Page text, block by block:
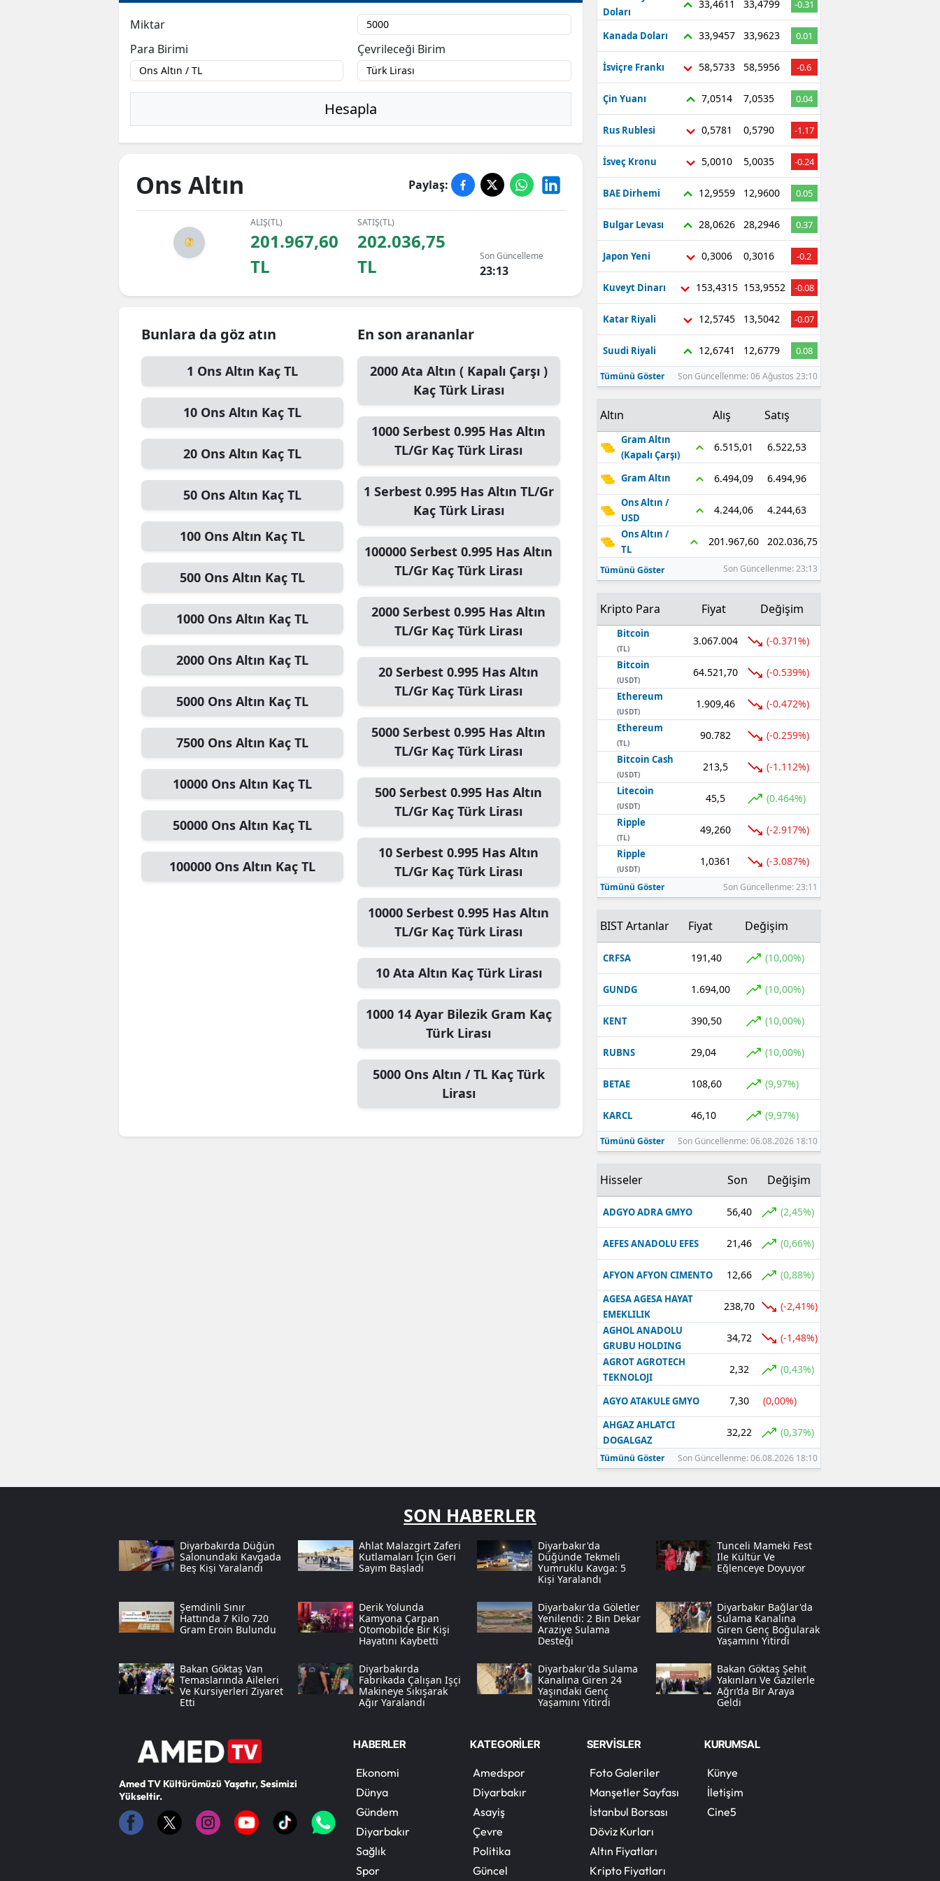
Bingöl
Bitlis
Bolu
Burdur
Bursa
Çanakkale
Çorum
Denizli
Diyarbakır
Elazığ
Erzincan
Erzurum
Eskişehir
Gaziantep
Hakkari
Isparta
Mersin
İstanbul
İzmir
Kars
Kastamonu
Kırklareli
Kırşehir
Kocaeli
Kütahya
Malatya
Manisa
Kahramanmaraş
Mardin
Nevşehir
Sakarya
Samsun
Tokat
Trabzon
Van
Zonguldak
Aksaray
Bayburt
Karaman
Şırnak
Miktar
Para Birimi
Çevrileceği Birim
Hesapla
Ons Altın Paylaş:
ALIŞ(TL)
201.967,60
TL
SATIŞ(TL)
202.036,75
TL
Son Güncelleme
23:13
Bunlara da göz atın
1 Ons Altın Kaç TL
10 Ons Altın Kaç TL
20 Ons Altın Kaç TL
50 Ons Altın Kaç TL
100 Ons Altın Kaç TL
500 Ons Altın Kaç TL
1000 Ons Altın Kaç TL
2000 Ons Altın Kaç TL
5000 Ons Altın Kaç TL
7500 Ons Altın Kaç TL
10000 Ons Altın Kaç TL
50000 Ons Altın Kaç TL
100000 Ons Altın Kaç TL
En son arananlar
2000 Ata Altın ( Kapalı Çarşı )
Kaç Türk Lirası
1000Serbest 0.995 Has Altın
TL/Gr Kaç Türk Lirası
1 Serbest 0.995 Has Altın TL/Gr
Kaç Türk Lirası
100000Serbest 0.995 Has Altın
TL/Gr Kaç Türk Lirası
2000Serbest 0.995 Has Altın
TL/Gr Kaç Türk Lirası
20Serbest 0.995 Has Altın
TL/Gr Kaç Türk Lirası
5000Serbest 0.995 Has Altın
TL/Gr Kaç Türk Lirası
500Serbest 0.995 Has Altın
TL/Gr Kaç Türk Lirası
10Serbest 0.995 Has Altın
TL/Gr Kaç Türk Lirası
10000Serbest 0.995 Has Altın
TL/Gr Kaç Türk Lirası
10 Ata Altın Kaç Türk Lirası
1000 14 Ayar Bilezik Gram Kaç
Türk Lirası
5000 Ons Altın / TLKaç Türk
Lirası
Doları
33,4611 33,4799 -0.31
Kanada Doları 33,9457 33,9623 0.01
İsviçre Frankı 58,5733 58,5956 -0.6
Çin Yuanı 7,0514 7,0535 0.04
Rus Rublesi 0,5781 0,5790 -1.17
İsveç Kronu 5,0010 5,0035 -0.24
BAE Dirhemi 12,9559 12,9600 0.05
Bulgar Levası 28,0626 28,2946 0.37
Japon Yeni 0,3006 0,3016 -0.2
Kuveyt Dinarı 153,4315 153,9552 -0.08
Katar Riyali 12,5745 13,5042 -0.07
Suudi Riyali 12,6741 12,6779 0.08
Tümünü Göster Son Güncellenme: 06 Ağustos 23:10
Altın Alış Satış
Gram Altın
(Kapalı Çarşı)
6.515,01 6.522,53
Gram Altın 6.494,09 6.494,96
Ons Altın /
USD
4.244,06 4.244,63
Ons Altın /
TL
201.967,60 202.036,75
Tümünü Göster Son Güncellenme: 23:13
Kripto Para Fiyat Değişim
Bitcoin
(TL)
3.067.004 (-0.371%)
Bitcoin
(USDT)
64.521,70 (-0.539%)
Ethereum
(USDT)
1.909,46 (-0.472%)
Ethereum
(TL)
90.782 (-0.259%)
Bitcoin Cash
(USDT)
213,5 (-1.112%)
Litecoin
(USDT)
45,5 (0.464%)
Ripple
(TL)
49,260 (-2.917%)
Ripple
(USDT)
1,0361 (-3.087%)
Tümünü Göster Son Güncellenme: 23:11
BIST Artanlar Fiyat Değişim
CRFSA 191,40 (10,00%)
GUNDG 1.694,00 (10,00%)
KENT 390,50 (10,00%)
RUBNS 29,04 (10,00%)
BETAE 108,60 (9,97%)
KARCL 46,10 (9,97%)
Tümünü Göster Son Güncellenme: 06.08.2026 18:10
Hisseler Son Değişim
ADGYO ADRA GMYO 56,40 (2,45%)
AEFES ANADOLU EFES 21,46 (0,66%)
AFYON AFYON CIMENTO 12,66 (0,88%)
AGESA AGESA HAYAT
EMEKLILIK
238,70 (-2,41%)
AGHOL ANADOLU
GRUBU HOLDING
34,72 (-1,48%)
AGROT AGROTECH
TEKNOLOJI
2,32 (0,43%)
AGYO ATAKULE GMYO 7,30 (0,00%)
AHGAZ AHLATCI
DOGALGAZ
32,22 (0,37%)
Tümünü Göster Son Güncellenme: 06.08.2026 18:10
SON HABERLER
Diyarbakırda Düğün
Salonundaki Kavgada
Beş Kişi Yaralandı
Ahlat Malazgirt Zaferi
Kutlamaları Için Geri
Sayım Başladı
Diyarbakır'da
Düğünde Tekmeli
Yumruklu Kavga: 5
Kişi Yaralandı
Tunceli Mameki Fest
Ile Kültür Ve
Eğlenceye Doyuyor
Şemdinli Sınır
Hattında 7 Kilo 720
Gram Eroin Bulundu
Derik Yolunda
Kamyona Çarpan
Otomobilde Bir Kişi
Hayatını Kaybetti
Diyarbakır'da Göletler
Yenilendi: 2 Bin Dekar
Araziye Sulama
Desteği
Diyarbakır Bağlar'da
Sulama Kanalına
Giren Genç Boğularak
Yaşamını Yitirdi
Bakan Göktaş Van
Temaslarında Aileleri
Ve Kursiyerleri Ziyaret
Etti
Diyarbakırda
Fabrikada Çalışan Işçi
Makineye Sıkışarak
Ağır Yaralandı
Diyarbakır'da Sulama
Kanalına Giren 24
Yaşındaki Genç
Yaşamını Yitirdi
Bakan Göktaş Şehit
Yakınları Ve Gazilerle
Ağrı’da Bir Araya
Geldi
Amed TV Kültürümüzü Yaşatır, Sesimizi
Yükseltir.
HABERLER
Ekonomi
Dünya
Gündem
Diyarbakır
Sağlık
Spor
KATEGORİLER
Amedspor
Diyarbakır
Asayiş
Çevre
Politika
Güncel
SERVİSLER
Foto Galeriler
Manşetler Sayfası
İstanbul Borsası
Döviz Kurları
Altın Fiyatları
Kripto Fiyatları
KURUMSAL
Künye
İletişim
Cine5